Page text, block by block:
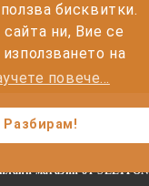
бисквитки.
ни, Вие се
на
повече...
Разбирам!
е 100%
Моите лични данни
магазин от SELITON